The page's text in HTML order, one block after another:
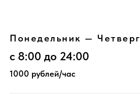
Понедельник — Четверг
с 8:00 до 24:00
1000 рублей/час